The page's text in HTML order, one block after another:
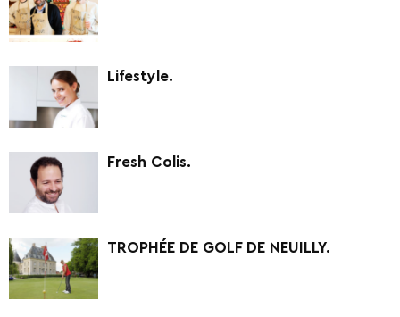
Lifestyle.
Fresh Colis.
TROPHÉE DE GOLF DE NEUILLY.